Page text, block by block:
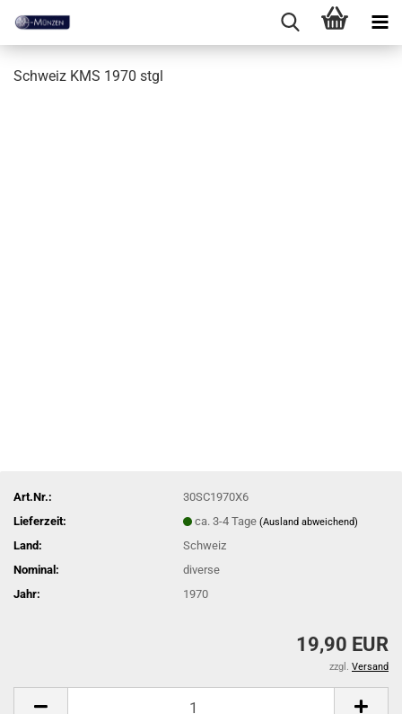
Schweiz KMS 1970 stgl
Art.Nr.:
30SC1970X6
Lieferzeit:
ca. 3-4 Tage(Ausland abweichend)
Land:
Schweiz
Nominal:
diverse
Jahr:
1970
19,90 EUR
zzgl. Versand